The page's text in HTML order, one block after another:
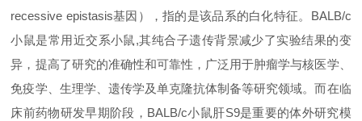
recessive epistasis基因），指的是该品系的白化特征。BALB/c
小鼠是常用近交系小鼠,其纯合子遗传背景减少了实验结果的变
异，提高了研究的准确性和可靠性，广泛用于肿瘤学与核医学、
免疫学、生理学、遗传学及单克隆抗体制备等研究领域。而在临
床前药物研发早期阶段，BALB/c小鼠肝S9是重要的体外研究模